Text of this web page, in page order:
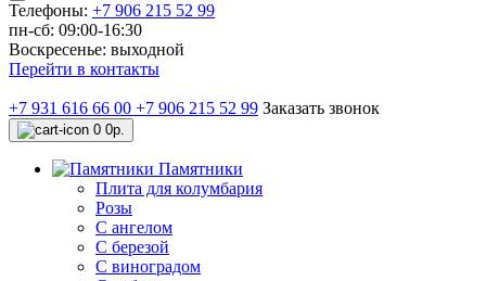
Телефоны: +7 906 215 52 99
пн-сб: 09:00-16:30
Воскресенье: выходной
Перейти в контакты
+7 931 616 66 00 +7 906 215 52 99 Заказать звонок
0 0р.
Памятники
Плита для колумбария
Розы
C ангелом
C березой
С виноградом